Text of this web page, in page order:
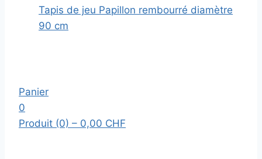
Tapis de jeu Papillon rembourré diamètre
90 cm
Panier
0
Produit (0) – 0,00 CHF